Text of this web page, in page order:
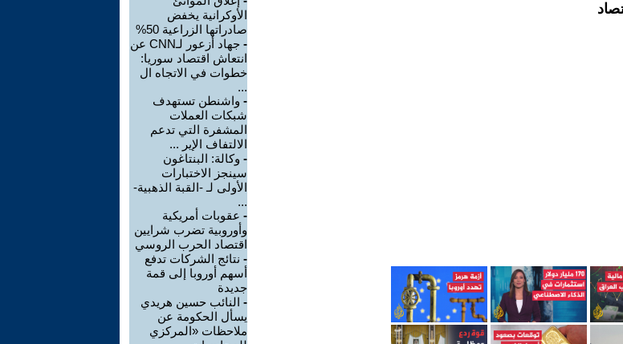
الأوكرانية يخفض
صادراتها الزراعية 50%
-
جهاد أزعور لـCNN عن
انتعاش اقتصاد سوريا:
خطوات في الاتجاه ال
...
- واشنطن تستهدف
شبكات العملات
المشفرة التي تدعم
الالتفاف الإير ...
- وكالة: البنتاغون
سينجز الاختبارات
الأولى لـ -القبة الذهبية-
...
- عقوبات أمريكية
وأوروبية تضرب شرايين
اقتصاد الحرب الروسي
- نتائج الشركات تدفع
أسهم أوروبا إلى قمة
جديدة
- النائب حسين هريدي
يسأل الحكومة عن
ملاحظات «المركزي